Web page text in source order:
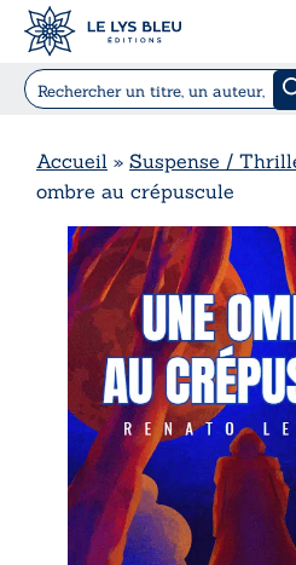
Accueil » Suspense /
ombre au crépuscule